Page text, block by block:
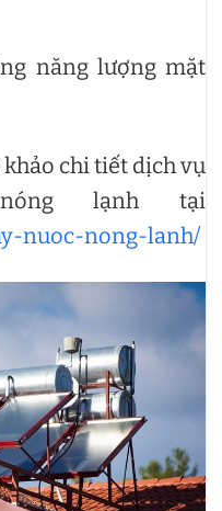
năng lượng mặt
khảo chi tiết dịch vụ
lạnh tại
nuoc-nong-lanh/